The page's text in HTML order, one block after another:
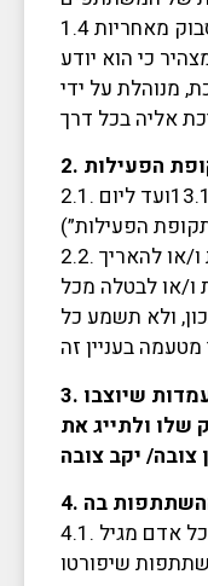
1.4 המשתתף בתחרות פוטר את פייסבוק מאחריות
כי הוא יודע
מנוהלת על ידי
הפעילות
2.1. הפעילות תיערך מיום 13.10.19ועד ליום
2.2. החברה שומרת על זכותה לשנות ו/או להאריך
ו/או לבטלה מכל
ולא תשמע כל
3. על הגולש להצטלם באחת מהעמדות שיוצבו
שלו ולתייג את
ההשתתפות בה
4.1. ההשתתפות בפעילות מותרת לכל אדם מגיל
שיפורטו